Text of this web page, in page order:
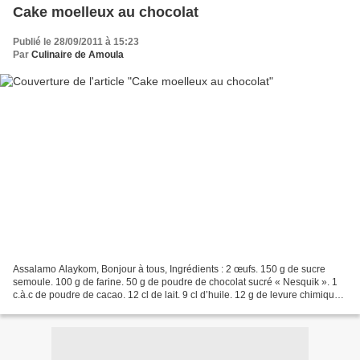
Cake moelleux au chocolat
Publié le 28/09/2011 à 15:23
Par Culinaire de Amoula
Assalamo Alaykom, Bonjour à tous, Ingrédients : 2 œufs. 150 g de sucre
semoule. 100 g de farine. 50 g de poudre de chocolat sucré « Nesquik ». 1
c.à.c de poudre de cacao. 12 cl de lait. 9 cl d’huile. 12 g de levure chimique.